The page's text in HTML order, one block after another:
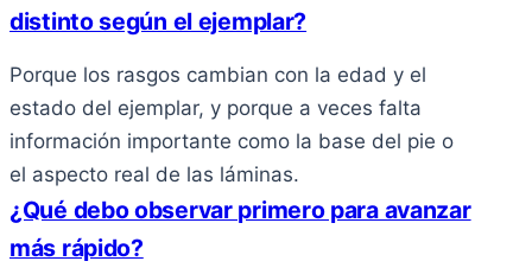
distinto según el ejemplar?
Porque los rasgos cambian con la edad y el
estado del ejemplar, y porque a veces falta
información importante como la base del pie o
el aspecto real de las láminas.
¿Qué debo observar primero para avanzar
más rápido?